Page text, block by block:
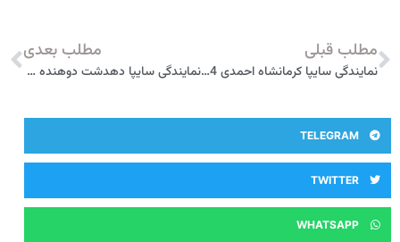
مطلب قبلی
نمایندگی سایپا کرمانشاه احمدی 5764
مطلب بعدی
نمایندگی سایپا دهدشت دوهنده 5529
TELEGRAM
TWITTER
WHATSAPP